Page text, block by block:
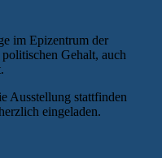
im Epizentrum der
Gehalt, auch
Ausstellung stattfinden
eingeladen.